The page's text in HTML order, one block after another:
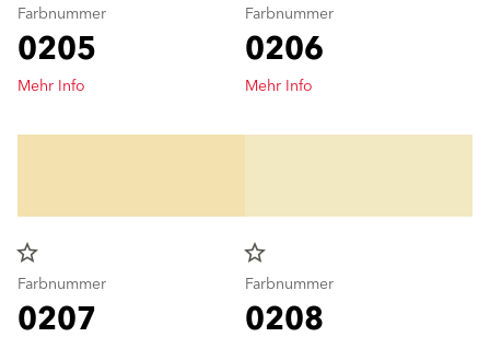
Farbnummer
0205
Mehr Info
Farbnummer
0206
Mehr Info
star_border
Farbnummer
0207
star_border
Farbnummer
0208